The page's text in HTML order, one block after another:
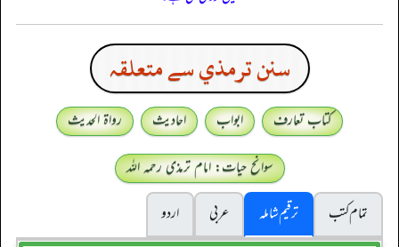
سنن ترمذي سے متعلقہ
کتاب تعارف ابواب احادیث
رواۃ الحدیث
سوانح حیات: امام ترمذی رحمہ اللہ
تمام کتب
ترقیم شاملہ عربی
اردو